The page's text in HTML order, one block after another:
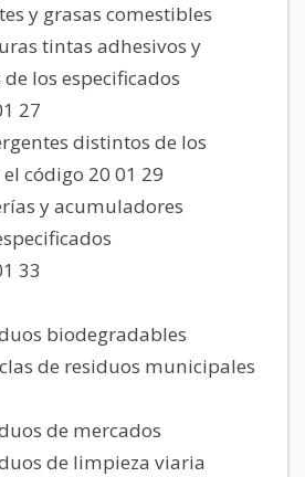
y grasas comestibles
tintas adhesivos y
los especificados
27
distintos de los
código 20 01 29
y acumuladores
33
biodegradables
de residuos municipales
de mercados
de limpieza viaria